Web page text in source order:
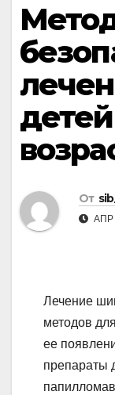
От
АПР
Лечение
методов
ее
препараты